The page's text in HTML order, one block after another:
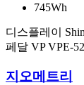
745Wh
디스플레이
페달 VP VPE-
지오메트리